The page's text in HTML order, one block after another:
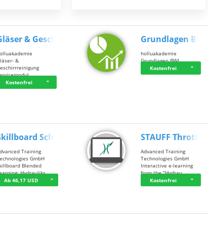
& Geschi…
&
Kostenfrei
Grundlagen BWL
holluakademie
Grundlagen BWL
Kostenfrei
Schl…
Training
GmbH
Blended
Hydrauliks…
Ab 46,17 USD
STAUFF Throttle…
Advanced Training
Technologies GmbH
Interactive e-learning
from the "Hydrau…
Kostenfrei